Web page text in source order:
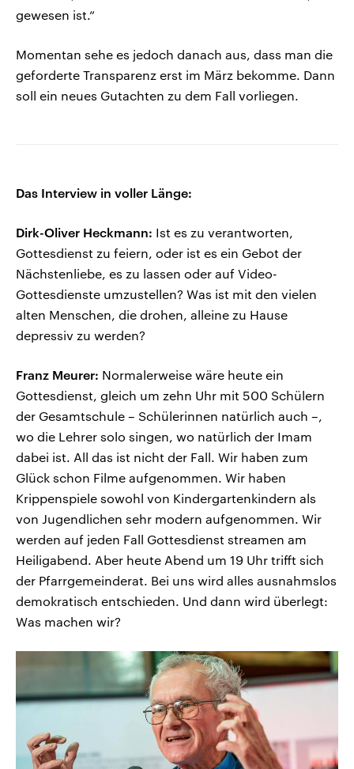
gewesen ist.“
Momentan sehe es jedoch danach aus, dass man die
geforderte Transparenz erst im März bekomme. Dann
soll ein neues Gutachten zu dem Fall vorliegen.
Das Interview in voller Länge:
Dirk-Oliver Heckmann: Ist es zu verantworten,
Gottesdienst zu feiern, oder ist es ein Gebot der
Nächstenliebe, es zu lassen oder auf Video-
Gottesdienste umzustellen? Was ist mit den vielen
alten Menschen, die drohen, alleine zu Hause
depressiv zu werden?
Franz Meurer: Normalerweise wäre heute ein
Gottesdienst, gleich um zehn Uhr mit 500 Schülern
der Gesamtschule – Schülerinnen natürlich auch –,
wo die Lehrer solo singen, wo natürlich der Imam
dabei ist. All das ist nicht der Fall. Wir haben zum
Glück schon Filme aufgenommen. Wir haben
Krippenspiele sowohl von Kindergartenkindern als
von Jugendlichen sehr modern aufgenommen. Wir
werden auf jeden Fall Gottesdienst streamen am
Heiligabend. Aber heute Abend um 19 Uhr trifft sich
der Pfarrgemeinderat. Bei uns wird alles ausnahmslos
demokratisch entschieden. Und dann wird überlegt:
Was machen wir?